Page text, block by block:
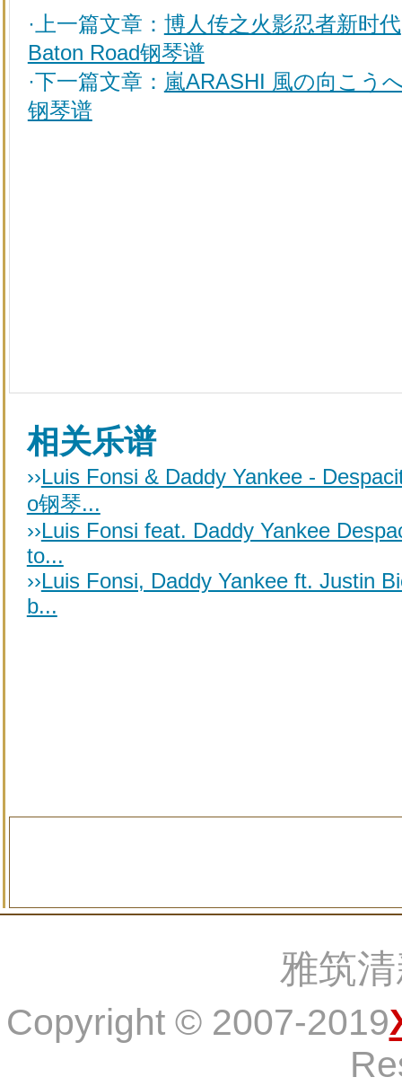
·上一篇文章： 博人传之火影忍者新时代
Baton Road钢琴谱
·下一篇文章： 嵐ARASHI 風の向こう
钢琴谱
相关乐谱
››Luis Fonsi & Daddy Yankee -
o钢琴...
››Luis Fonsi feat. Daddy Yankee
to...
››Luis Fonsi, Daddy Yankee ft. Justin
b...
雅筑
Copyright © 2007-2019